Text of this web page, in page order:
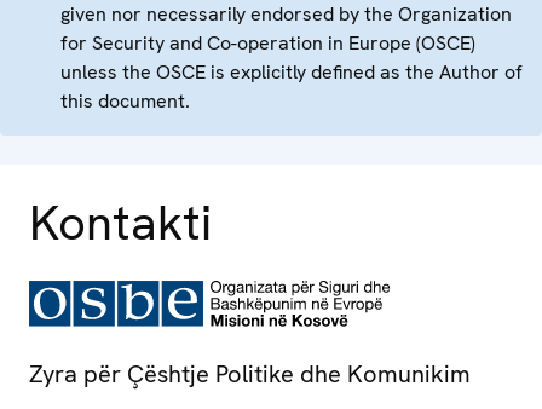
given nor necessarily endorsed by the Organization
for Security and Co-operation in Europe (OSCE)
unless the OSCE is explicitly defined as the Author of
this document.
Kontakti
Zyra për Çështje Politike dhe Komunikim